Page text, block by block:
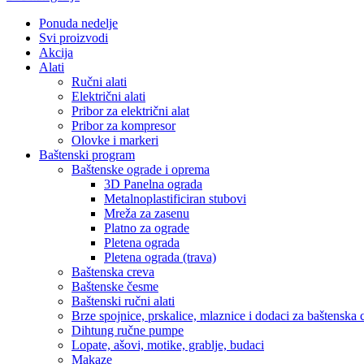
Ponuda nedelje
Svi proizvodi
Akcija
Alati
Ručni alati
Električni alati
Pribor za električni alat
Pribor za kompresor
Olovke i markeri
Baštenski program
Baštenske ograde i oprema
3D Panelna ograda
Metalnoplastificiran stubovi
Mreža za zasenu
Platno za ograde
Pletena ograda
Pletena ograda (trava)
Baštenska creva
Baštenske česme
Baštenski ručni alati
Brze spojnice, prskalice, mlaznice i dodaci za baštenska
Dihtung ručne pumpe
Lopate, ašovi, motike, grablje, budaci
Makaze